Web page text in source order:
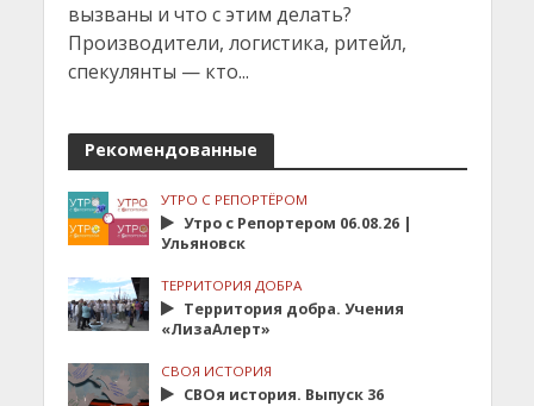
вызваны и что с этим делать?
Производители, логистика, ритейл,
спекулянты — кто...
Рекомендованные
УТРО С РЕПОРТЁРОМ
Утро с Репортером 06.08.26 |
Ульяновск
ТЕРРИТОРИЯ ДОБРА
Территория добра. Учения
«ЛизаАлерт»
СВОЯ ИСТОРИЯ
СВОя история. Выпуск 36